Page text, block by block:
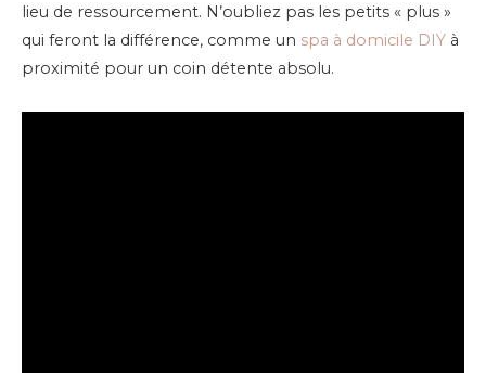
lieu de ressourcement. N’oubliez pas les petits « plus »
qui feront la différence, comme un spa à domicile DIY à
proximité pour un coin détente absolu.